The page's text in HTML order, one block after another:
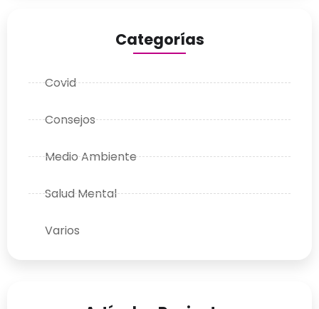
Categorías
Covid
Consejos
Medio Ambiente
Salud Mental
Varios